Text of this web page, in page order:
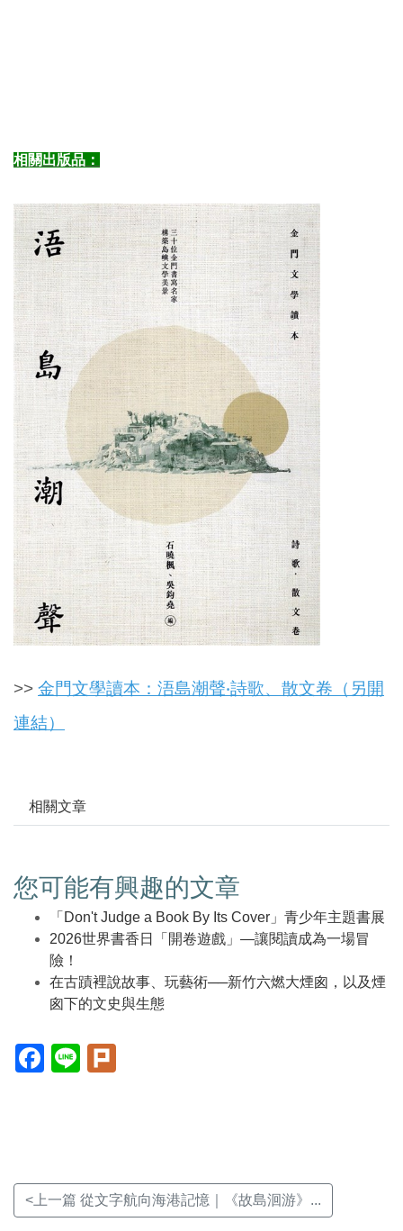
相關出版品：
>> 金門文學讀本：浯島潮聲‧詩歌、散文卷（另開
連結）
相關文章
您可能有興趣的文章
「Don't Judge a Book By Its Cover」青少年主題書展
2026世界書香日「開卷遊戲」—讓閱讀成為一場冒
險！
在古蹟裡說故事、玩藝術──新竹六燃大煙囪，以及煙
囪下的文史與生態
Facebook(另
開
Line(另
開
<上一篇 從文字航向海港記憶｜《故島洄游》...